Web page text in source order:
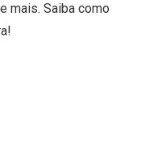
mais. Saiba como